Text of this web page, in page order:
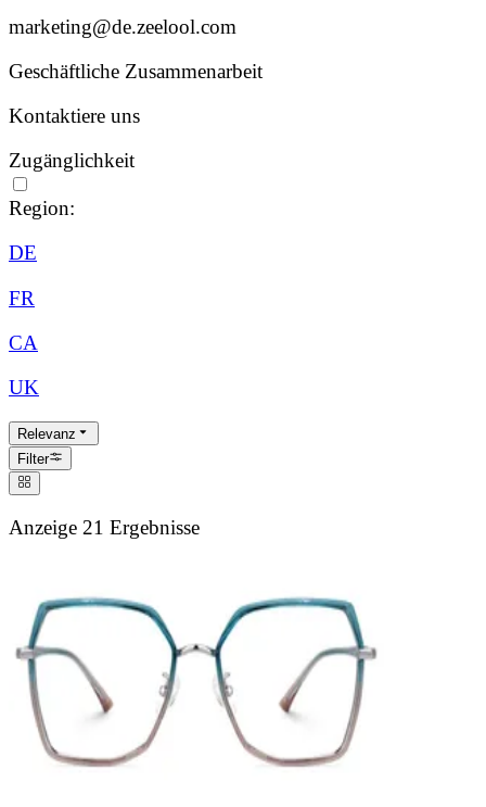
marketing@de.zeelool.com
Geschäftliche Zusammenarbeit
Kontaktiere uns
Zugänglichkeit
Region:
DE
FR
CA
UK
Relevanz
Filter
Anzeige 21 Ergebnisse